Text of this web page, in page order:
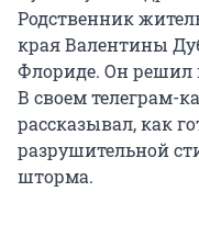
Родственник
края Валентины
Флориде. Он решил
В своем телеграм-
рассказывал, как
разрушительной
шторма.